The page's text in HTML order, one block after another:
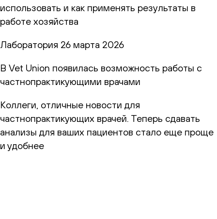
использовать и как применять результаты в
работе хозяйства
Лаборатория 26 марта 2026
В Vet Union появилась возможность работы с
частнопрактикующими врачами
Коллеги, отличные новости для
частнопрактикующих врачей. Теперь сдавать
анализы для ваших пациентов стало еще проще
и удобнее